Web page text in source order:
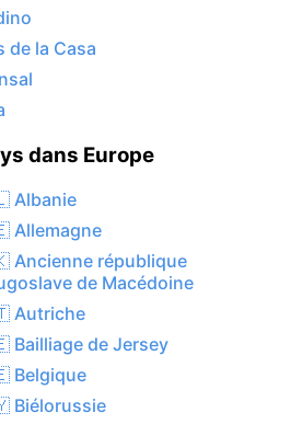
de la Casa
dans Europe
Albanie
république
de Macédoine
Autriche
de Jersey
Belgique